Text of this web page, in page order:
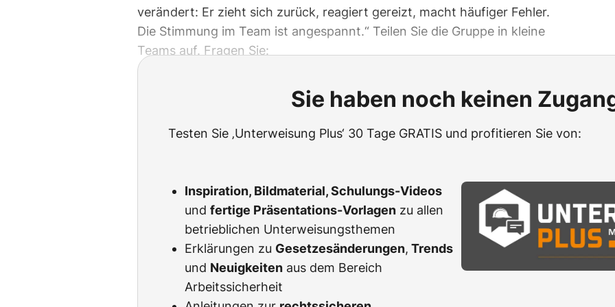
verändert: Er zieht sich zurück, reagiert gereizt, macht häufiger Fehler.
Die Stimmung im Team ist angespannt.“ Teilen Sie die Gruppe in kleine
Teams auf. Fragen Sie:
Sie haben noch keinen
Testen Sie ‚Unterweisung Plus‘ 30 Tage GRATIS und profitieren Sie von:
Inspiration, Bildmaterial, Schulungs-Videos
und fertige Präsentations-Vorlagen zu allen
betrieblichen Unterweisungsthemen
Erklärungen zu Gesetzesänderungen, Trends
und Neuigkeiten aus dem Bereich
Arbeitssicherheit